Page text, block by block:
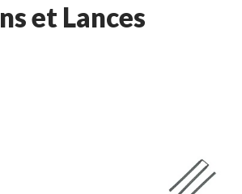
et Lances